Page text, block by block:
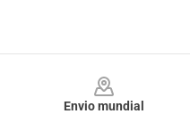
Envio mundial